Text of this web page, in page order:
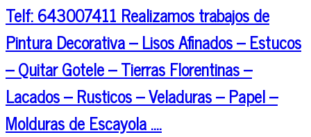
Telf: 643007411 Realizamos trabajos de
Pintura Decorativa – Lisos Afinados – Estucos
– Quitar Gotele – Tierras Florentinas –
Lacados – Rusticos – Veladuras – Papel –
Molduras de Escayola ….